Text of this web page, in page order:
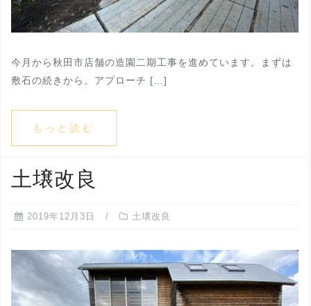
今月から秋田市店舗の造園二期工事を進めています。まずは
敷石の続きから。アプローチ […]
もっと読む
土壌改良
2019年12月3日 土壌改良